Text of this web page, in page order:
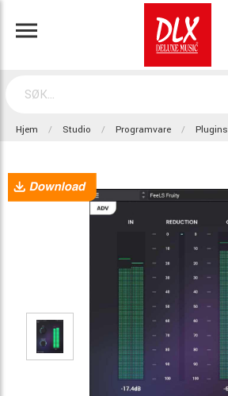
Hjem Studio Programvare Plugins